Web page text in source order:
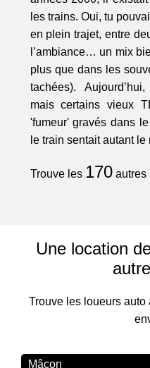
les trains. Oui, tu
en plein trajet, entre
l’ambiance… un mix
plus que dans les
tachées).
mais certains vieux
'fumeur' gravés dans
le train sentait autant
Trouve les 170autres
Une location
Trouve les loueurs
Mâcon